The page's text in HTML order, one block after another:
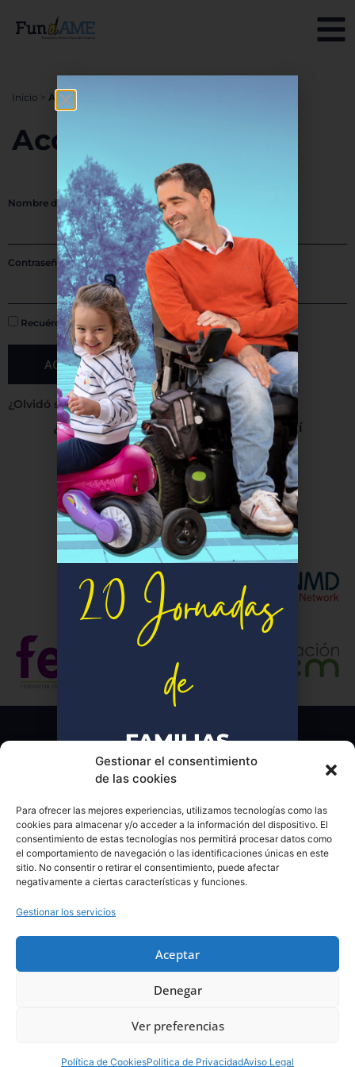
Gestionar el consentimiento
de las cookies
Para ofrecer las mejores experiencias, utilizamos tecnologías como las
cookies para almacenar y/o acceder a la información del dispositivo. El
consentimiento de estas tecnologías nos permitirá procesar datos como
el comportamiento de navegación o las identificaciones únicas en este
sitio. No consentir o retirar el consentimiento, puede afectar
negativamente a ciertas características y funciones.
Gestionar los servicios
Aceptar
Denegar
Ver preferencias
Política de CookiesPolítica de PrivacidadAviso Legal
Inicio > Acceso a FundAME
Acceso a FundAME
Nombre de usuario o correo electrónico
Contraseña
Recuérdame
ACCEDER
¿Olvidó su contraseña?
¿Aún no estás registrado? Pinchaaquí
Pertenecientes a:
Contacta
FundAME
CIF G-99075087
Calle Nuria, Nº 93 - Piso 1º C
organizacion@fundame.net
634 23 80 04 envía Whatsapp o llámanos si es urgente o
FUNDACIÓN ATROFIA MUSCULAR ESPINAL ©2022
AVISO LEGAL
20 Jornadas
de
FAMILIAS
Hotel Ilunion Pío XII
18 y 19 de septiembre.
INSCRÍBETE